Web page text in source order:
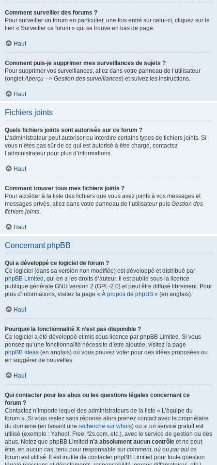
Comment surveiller des forums ?
Pour surveiller un forum en particulier, une fois entré sur celui-ci, cliquez sur le
lien « Surveiller ce forum » qui se trouve en bas de page.
Haut
Comment puis-je supprimer mes surveillances de sujets ?
Pour supprimer vos surveillances, allez dans votre panneau de l’utilisateur
(ongletAperçu --> Gestion des surveillances) et suivez les instructions.
Haut
Fichiers joints
Quels fichiers joints sont autorisés sur ce forum ?
L’administrateur peut autoriser ou interdire certains types de fichiers joints. Si
vous n’êtes pas sûr de ce qui est autorisé à être chargé, contactez
l’administrateur pour plus d’informations.
Haut
Comment trouver tous mes fichiers joints ?
Pour accéder à la liste des fichiers que vous avez joints à vos messages et
messages privés, allez dans votre panneau de l’utilisateur puis Gestion des
fichiers joints.
Haut
Concernant phpBB
Qui a développé ce logiciel de forum ?
Ce logiciel (dans sa version non modifiée) est développé et distribué par
phpBB Limited , qui en a les droits d’auteur. Il est publié sous la licence
publique générale GNU version 2 (GPL-2.0) et peut être diffusé librement. Pour
plus d’informations, visitez la page « À propos de phpBB » (en anglais).
Haut
Pourquoi la fonctionnalité X n’est pas disponible ?
Ce logiciel a été développé et mis sous licence par phpBB Limited. Si vous
pensez qu’une fonctionnalité nécessite d’être ajoutée, visitez la page
phpBB Ideas (en anglais) où vous pouvez voter pour des idées proposées ou
en suggérer de nouvelles.
Haut
Qui contacter pour les abus ou les questions légales concernant ce
forum ?
Contactez n’importe lequel des administrateurs de la liste « L’équipe du
forum ». Si vous restez sans réponse alors prenez contact avec le propriétaire
du domaine (en faisant une recherche sur whois) ou si un service gratuit est
utilisé (exemple : Yahoo!, Free, f2s.com, etc.), avec le service de gestion ou des
abus. Notez que phpBB Limited n’a absolument aucun contrôle et ne peut
être, en aucun cas, tenu pour responsable sur comment, où ou par qui ce
forum est utilisé. Il est inutile de contacter phpBB Limited pour toute question